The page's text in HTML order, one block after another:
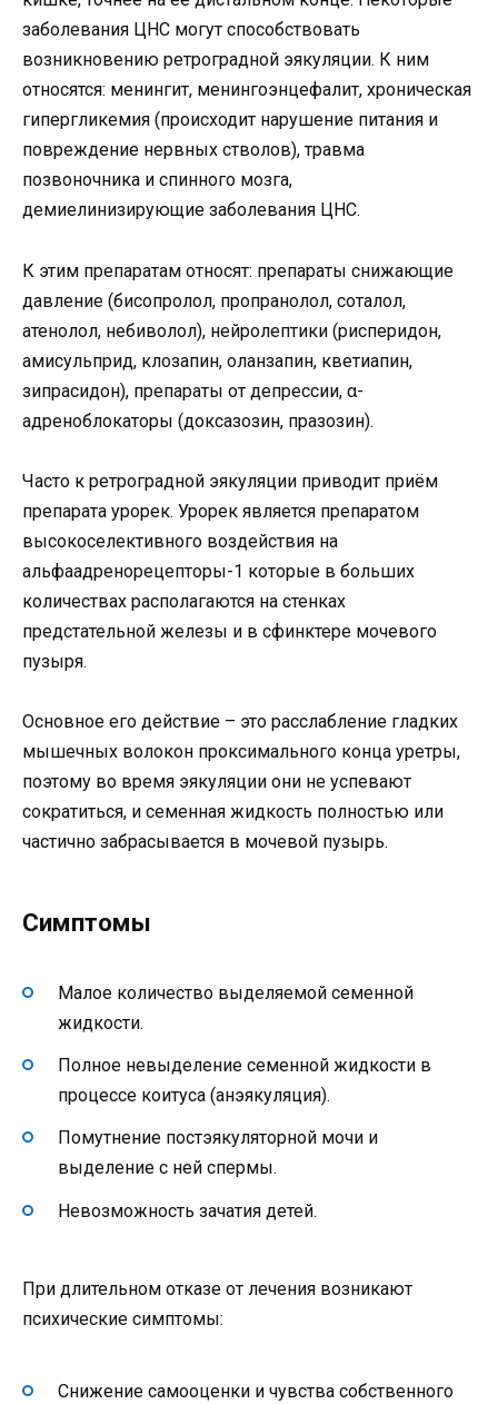
заболевания ЦНС могут способствовать
возникновению ретроградной эякуляции. К ним
относятся: менингит, менингоэнцефалит, хроническая
гипергликемия (происходит нарушение питания и
повреждение нервных стволов), травма
позвоночника и спинного мозга,
демиелинизирующие заболевания ЦНС.
К этим препаратам относят: препараты снижающие
давление (бисопролол, пропранолол, соталол,
атенолол, небиволол), нейролептики (рисперидон,
амисульприд, клозапин, оланзапин, кветиапин,
зипрасидон), препараты от депрессии, α-
адреноблокаторы (доксазозин, празозин).
Часто к ретроградной эякуляции приводит приём
препарата урорек. Урорек является препаратом
высокоселективного воздействия на
альфаадренорецепторы-1 которые в больших
количествах располагаются на стенках
предстательной железы и в сфинктере мочевого
пузыря.
Основное его действие – это расслабление гладких
мышечных волокон проксимального конца уретры,
поэтому во время эякуляции они не успевают
сократиться, и семенная жидкость полностью или
частично забрасывается в мочевой пузырь.
Симптомы
Малое количество выделяемой семенной
жидкости.
Полное невыделение семенной жидкости в
процессе коитуса (анэякуляция).
Помутнение постэякуляторной мочи и
выделение с ней спермы.
Невозможность зачатия детей.
При длительном отказе от лечения возникают
психические симптомы:
Снижение самооценки и чувства собственного